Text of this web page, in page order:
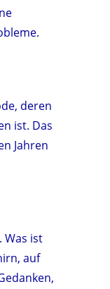
deren
ist. Das
Jahren
Was ist
auf